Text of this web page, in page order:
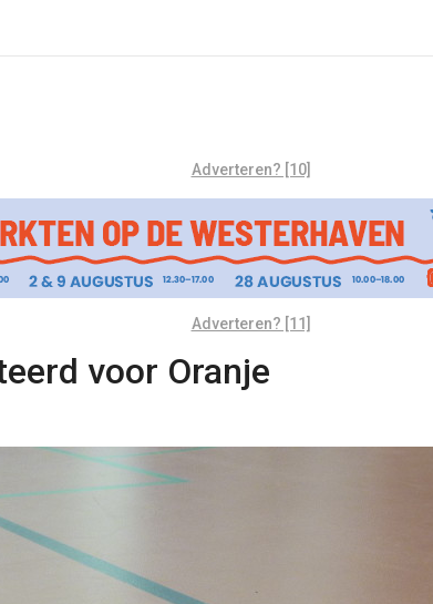
Adverteren? [10]
Adverteren? [11]
voor Oranje